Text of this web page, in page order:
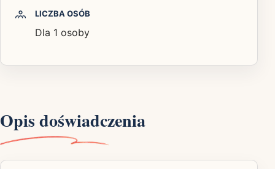
LICZBA OSÓB
Dla 1 osoby
Opis doświadczenia